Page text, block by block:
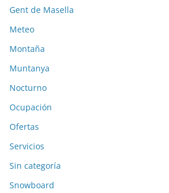
Gent de Masella
Meteo
Montaña
Muntanya
Nocturno
Ocupación
Ofertas
Servicios
Sin categoría
Snowboard